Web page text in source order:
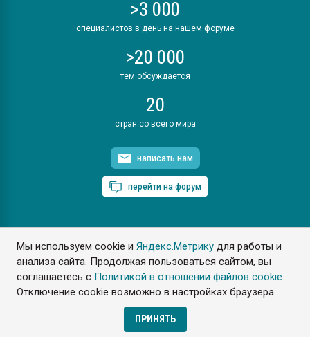
Мы используем cookie иЯндекс.Метрику для работы и
анализа сайта. Продолжая пользоваться сайтом, вы
соглашаетесь с Политикой в отношении файлов cookie.
Отключение cookie возможно в настройках браузера.
ПРИНЯТЬ
>3 000
специалистов в день на нашем форуме
>20 000
тем обсуждается
20
стран со всего мира
написать нам
перейти на форум
ПластЭксперт © 2006. Все права защищены
Разрешается копирование материалов сайта с обязательной
ссылкой на www.e-plastic.ru
Разработка сайта